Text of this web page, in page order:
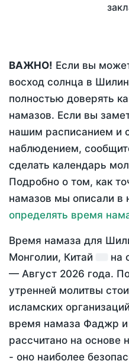
ВАЖНО! Если вы
восход солнца в
полностью доверять
намазов. Если вы
нашим расписанием и
наблюдением,
сделать календарь
Подробно о том, как
намазов мы описали в
определять время
Время намаза для
Монголии, Китай
на
— Август 2026 года.
утренней молитвы
исламских
время намаза Фаджр
рассчитано на основе
- оно наиболее